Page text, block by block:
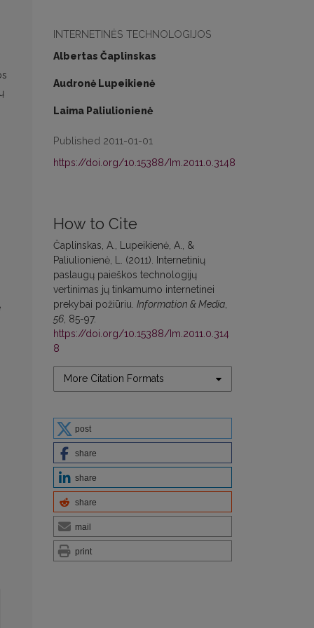
INTERNETINĖS TECHNOLOGIJOS
Albertas Čaplinskas
Audronė Lupeikienė
Laima Paliulionienė
Published 2011-01-01
https://doi.org/10.15388/Im.2011.0.3148
How to Cite
Čaplinskas, A., Lupeikienė, A., &
Paliulionienė, L. (2011). Internetinių
paslaugų paieškos technologijų
vertinimas jų tinkamumo internetinei
prekybai požiūriu. Information & Media
56 , 85-97.
https://doi.org/10.15388/Im.2011.0.314
8
More Citation Formats
post
share
share
share
mail
print